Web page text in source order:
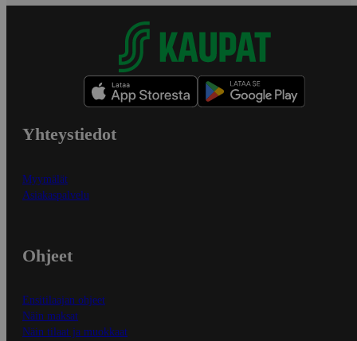
Yhteystiedot
Myymälät
Asiakaspalvelu
Ohjeet
Ensitilaajan ohjeet
Näin maksat
Näin tilaat ja muokkaat